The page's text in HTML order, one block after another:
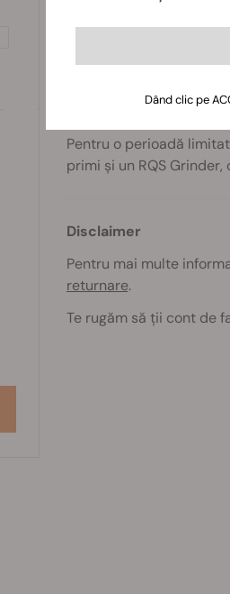
Cameră de
Balon EASY
Balon EASY
Cablu de
Ofertă specială
Pentru o perioadă
primi și un RQS
Disclaimer
Pentru mai multe
returnare.
Te rugăm să ții cont de
Dând clic pe